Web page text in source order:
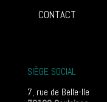
CONTACT
SIÈGE SOCIAL
7, rue de Belle-Ile